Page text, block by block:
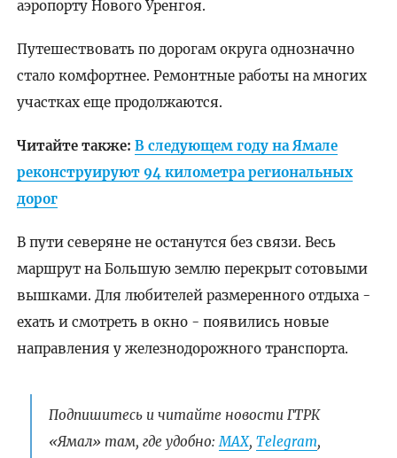
аэропорту Нового Уренгоя.
Путешествовать по дорогам округа однозначно
стало комфортнее. Ремонтные работы на многих
участках еще продолжаются.
Читайте также: В следующем году на Ямале
реконструируют 94 километра региональных
дорог
В пути северяне не останутся без связи. Весь
маршрут на Большую землю перекрыт сотовыми
вышками. Для любителей размеренного отдыха -
ехать и смотреть в окно - появились новые
направления у железнодорожного транспорта.
Подпишитесь и читайте новости ГТРК
«Ямал» там, где удобно: МАХ, Telegram,